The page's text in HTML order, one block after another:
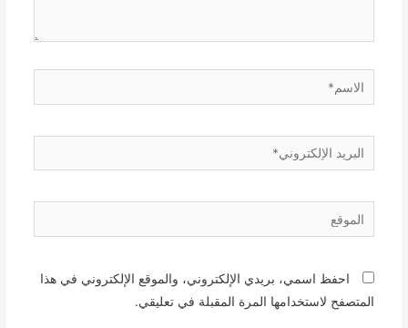
الاسم*
البريد
الإلكتروني*
الموقع
احفظ اسمي، بريدي الإلكتروني، والموقع الإلكتروني في هذا
المتصفح لاستخدامها المرة المقبلة في تعليقي.